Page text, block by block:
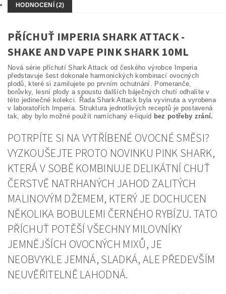
HODNOCENÍ (2)
PŘÍCHUŤ IMPERIA SHARK ATTACK -
SHAKE AND VAPE PINK SHARK 10ML
Nová série příchutí Shark Attack od českého výrobce Imperia
představuje šest dokonale harmonických kombinací ovocných
plodů, které si zamilujete po prvním ochutnání. Pomeranče,
borůvky, lesní plody a spoustu dalších báječných chutí odhalíte v
této jedinečné kolekci. Řada Shark Attack byla vyvinuta a vyrobena
v laboratořích Imperia. Struktura jednotlivých receptů je postavená
tak, aby bylo možné použít namíchaný e-liquid bez potřeby zrání.
POTRPÍTE SI NA VYTŘÍBENÉ OVOCNÉ SMĚSI?
VYZKOUŠEJTE PROTO NOVINKU PINK SHARK,
KTERÁ V SOBĚ KOMBINUJE DELIKÁTNÍ CHUŤ
ČERSTVĚ NATRHANÝCH JAHOD ZALITÝCH
MALINOVÝM DŽEMEM, KTERÝ JE DOCHUCEN
NĚKOLIKA BOBULEMI ČERNÉHO RYBÍZU. TATO
PŘÍCHUŤ POTĚŠÍ VŠECHNY MILOVNÍKY
JEMNĚJŠÍCH OVOCNÝCH MIXŮ, JE
NEOBVYKLE JEMNÁ, SLADKÁ, ALE PŘEDEVŠÍM
NEUVĚŘITELNĚ LAHODNÁ.